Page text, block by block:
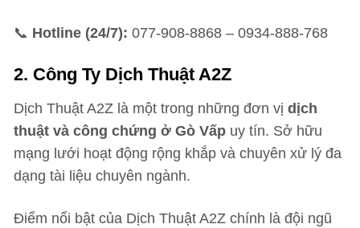
📞 Hotline (24/7): 077-908-8868 – 0934-888-768
2. Công Ty Dịch Thuật A2Z
Dịch Thuật A2Z là một trong những đơn vị dịch
thuật và công chứng ở Gò Vấp uy tín. Sở hữu
mạng lưới hoạt động rộng khắp và chuyên xử lý đa
dạng tài liệu chuyên ngành.
Điểm nổi bật của Dịch Thuật A2Z chính là đội ngũ